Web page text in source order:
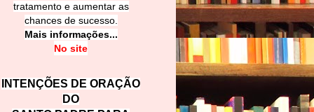
tratamento e aumentar as
chances de sucesso.
Mais informações...
No site
INTENÇÕES DE ORAÇÃO
DO